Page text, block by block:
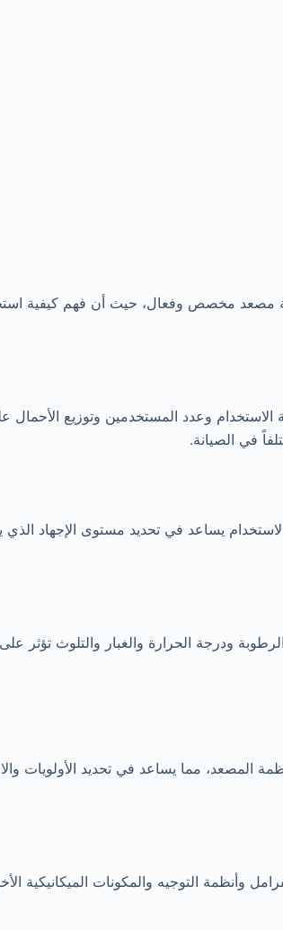
مصعد مخصص وفعال، حيث أن فهم كيفية
وعدد المستخدمين وتوزيع
في الصيانة.
يساعد في تحديد مستوى الإجهاد
ودرجة الحرارة والغبار والتلوث
المصعد، مما يساعد في تحديد الأولويات
وأنظمة التوجيه والمكونات